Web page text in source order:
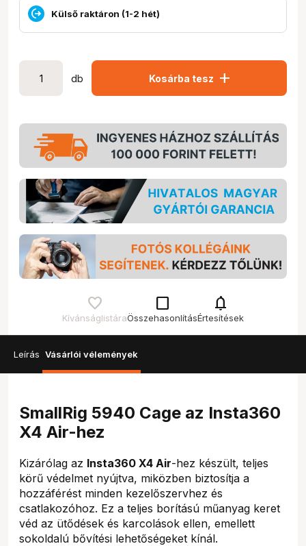
Külső raktáron (1-2 hét)
db Kosárba tesz add
Kívánságlistára
check_box_outline_blank
Összehasonlítás
notifications
Értesítések
Leírás Vásárlói vélemények
SmallRig 5940 Cage az Insta360
X4 Air-hez
Kizárólag az Insta360 X4 Air-hez készült, teljes
körű védelmet nyújtva, miközben biztosítja a
hozzáférést minden kezelőszervhez és
csatlakozóhoz. Ez a teljes borítású műanyag keret
véd az ütődések és karcolások ellen, emellett
sokoldalú bővítési lehetőségeket kínál.